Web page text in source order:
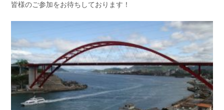
皆様のご参加をお待ちしております！